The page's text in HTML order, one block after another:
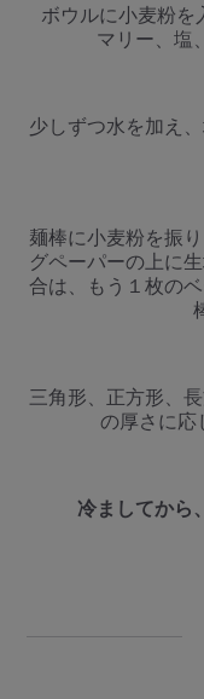
ボウルに小麦粉
マリー、塩
少しずつ水を加え
麺棒に小麦粉を振
グペーパーの上に
合は、もう１枚の
三角形、正方形、
の厚さに応
冷ましてから